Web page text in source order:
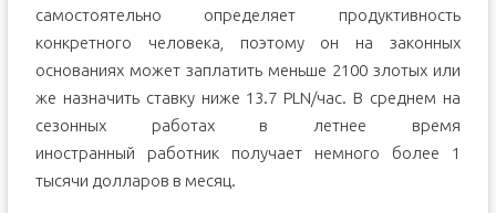
самостоятельно определяет продуктивность
конкретного человека, поэтому он на законных
основаниях может заплатить меньше 2100 злотых или
же назначить ставку ниже 13.7 PLN/час. В среднем на
сезонных работах в летнее время
иностранный работник получает немного более 1
тысячи долларов в месяц.